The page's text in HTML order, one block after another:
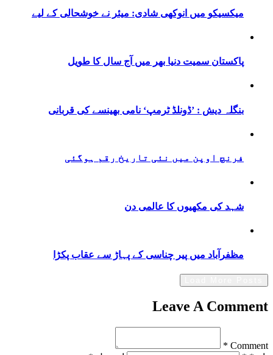
میکسیکو میں انوکھی شادی: میئر نے خوشحالی کے لیے
پاکستان سمیت دنیا بھر میں آج سال کا طویل
بنگلہ دیش : ’ڈونلڈ ٹرمپ‘ نامی بھینسے کی قربانی
فرنچ اوپن میں نئی تاریخ رقم ہوگئی
شہد کی مکھیوں کا عالمی دن
مظفرآباد میں پیر چناسی کے پہاڑ سے عقاب پکڑا
Leave A Comment
Comment *